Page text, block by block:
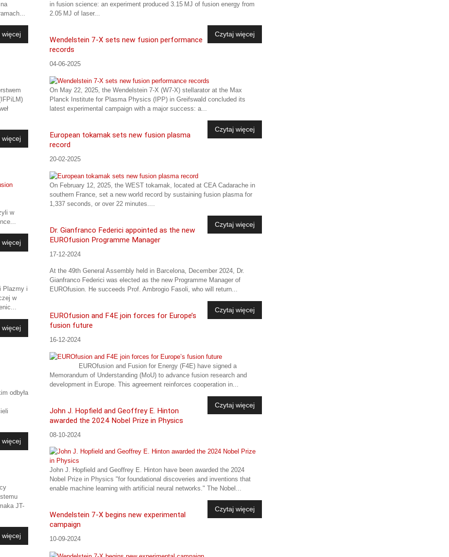
więcej
więcej
w
więcej
Plazmy i
w
więcej
odbyła
więcej
JT-
więcej
in fusion science: an experiment produced 3.15 MJ of fusion energy from
2.05 MJ of laser...
Czytaj więcej
Wendelstein 7-X sets new fusion performance
records
04-06-2025
On May 22, 2025, the Wendelstein 7-X (W7-X) stellarator at the Max
Planck Institute for Plasma Physics (IPP) in Greifswald concluded its
latest experimental campaign with a major success: a...
Czytaj więcej
European tokamak sets new fusion plasma
record
20-02-2025
On February 12, 2025, the WEST tokamak, located at CEA Cadarache in
southern France, set a new world record by sustaining fusion plasma for
1,337 seconds, or over 22 minutes....
Czytaj więcej
Dr. Gianfranco Federici appointed as the new
EUROfusion Programme Manager
17-12-2024
At the 49th General Assembly held in Barcelona, December 2024, Dr.
Gianfranco Federici was elected as the new Programme Manager of
EUROfusion. He succeeds Prof. Ambrogio Fasoli, who will return...
Czytaj więcej
EUROfusion and F4E join forces for Europe’s
fusion future
16-12-2024
EUROfusion and Fusion for Energy (F4E) have signed a
Memorandum of Understanding (MoU) to advance fusion research and
development in Europe. This agreement reinforces cooperation in...
Czytaj więcej
John J. Hopfield and Geoffrey E. Hinton
awarded the 2024 Nobel Prize in Physics
08-10-2024
John J. Hopfield and Geoffrey E. Hinton have been awarded the 2024
Nobel Prize in Physics "for foundational discoveries and inventions that
enable machine learning with artificial neural networks." The Nobel...
Czytaj więcej
Wendelstein 7-X begins new experimental
campaign
10-09-2024